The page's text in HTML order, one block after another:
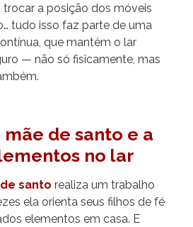
a posição dos móveis
tudo isso faz parte de uma
que mantém o lar
— não só fisicamente, mas
de santo e a
no lar
santo realiza um trabalho
ela orienta seus filhos de fé
elementos em casa. E